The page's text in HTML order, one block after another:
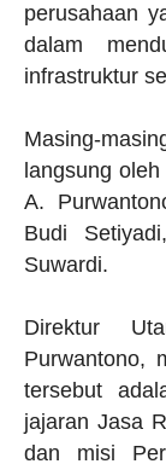
perusahaan
dalam
infrastruktur
Masing-
langsung
A.
Budi
Suwardi.
Direktur
Purwantono,
tersebut
jajaran Jasa
dan misi